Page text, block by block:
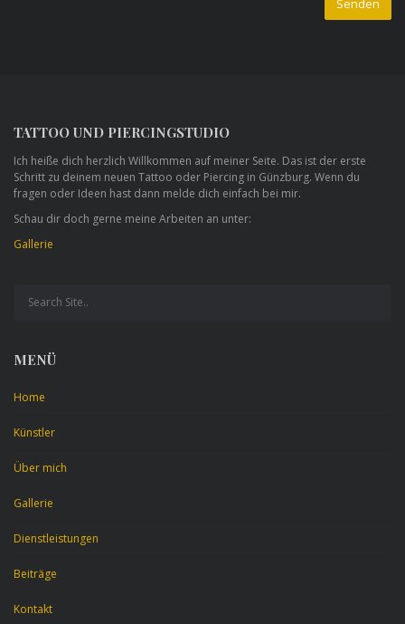
TATTOO UND PIERCINGSTUDIO
Ich heiße dich herzlich Willkommen auf meiner Seite. Das ist der erste
Schritt zu deinem neuen Tattoo oder Piercing in Günzburg. Wenn du
fragen oder Ideen hast dann melde dich einfach bei mir.
Schau dir doch gerne meine Arbeiten an unter:
Gallerie
MENÜ
Home
Künstler
Über mich
Gallerie
Dienstleistungen
Beiträge
Kontakt